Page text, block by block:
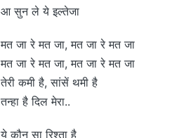
आ सुन ले ये इल्तेजा
मत जा रे मत जा, मत जा रे मत जा
मत जा रे मत जा, मत जा रे मत जा
तेरी कमी है, सांसें थमी है
तन्हा है दिल मेरा..
ये कौन सा रिश्ता है